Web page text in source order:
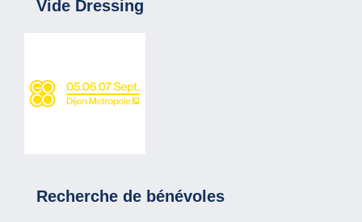
Vide Dressing
Recherche de bénévoles